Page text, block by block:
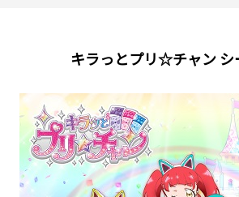
キラっとプリ☆チャン シ